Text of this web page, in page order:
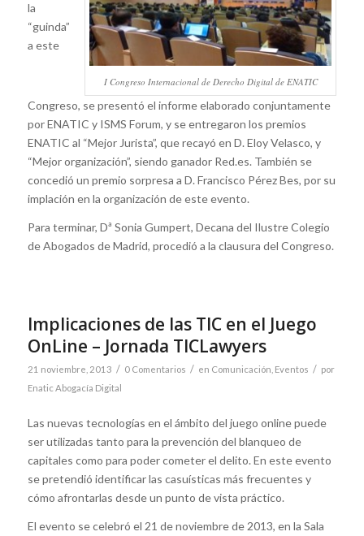
I Congreso Internacional de Derecho Digital de ENATIC
la
“guinda”
a este
Congreso, se presentó el informe elaborado conjuntamente
por ENATIC y ISMS Forum, y se entregaron los premios
ENATIC al “Mejor Jurista”, que recayó en D. Eloy Velasco, y
“Mejor organización”, siendo ganador Red.es. También se
concedió un premio sorpresa a D. Francisco Pérez Bes, por su
implación en la organización de este evento.
Para terminar, Dª Sonia Gumpert, Decana del Ilustre Colegio
de Abogados de Madrid, procedió a la clausura del Congreso.
Implicaciones de las TIC en el Juego
OnLine – Jornada TICLawyers
21 noviembre, 2013 / 0 Comentarios / en Comunicación Eventos / por
Enatic Abogacía Digital
Las nuevas tecnologías en el ámbito del juego online puede
ser utilizadas tanto para la prevención del blanqueo de
capitales como para poder cometer el delito. En este evento
se pretendió identificar las casuísticas más frecuentes y
cómo afrontarlas desde un punto de vista práctico.
El evento se celebró el 21 de noviembre de 2013, en la Sala